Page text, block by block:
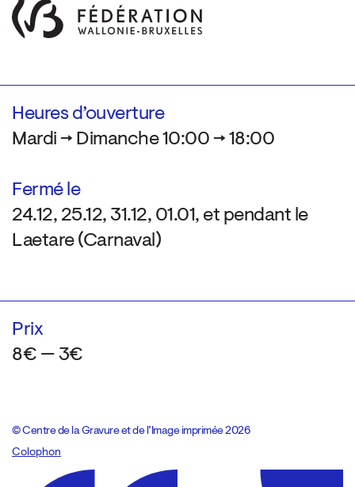
Heures d’ouverture
Mardi → Dimanche 10:00 → 18:00
Fermé le
24.12, 25.12, 31.12, 01.01, et pendant le
Laetare (Carnaval)
Prix
8€ — 3€
© Centre de la Gravure et de l’Image imprimée 2026
Colophon
Design:Marcel Kaczmarek